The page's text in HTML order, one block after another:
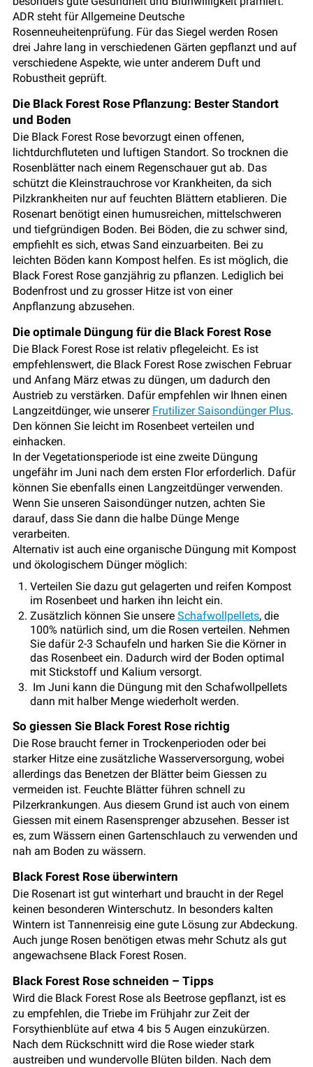
ADR steht für Allgemeine Deutsche
Rosenneuheitenprüfung. Für das Siegel werden Rosen
drei Jahre lang in verschiedenen Gärten gepflanzt und auf
verschiedene Aspekte, wie unter anderem Duft und
Robustheit geprüft.
Die Black Forest Rose Pflanzung: Bester Standort
und Boden
Die Black Forest Rose bevorzugt einen offenen,
lichtdurchfluteten und luftigen Standort. So trocknen die
Rosenblätter nach einem Regenschauer gut ab. Das
schützt die Kleinstrauchrose vor Krankheiten, da sich
Pilzkrankheiten nur auf feuchten Blättern etablieren. Die
Rosenart benötigt einen humusreichen, mittelschweren
und tiefgründigen Boden. Bei Böden, die zu schwer sind,
empfiehlt es sich, etwas Sand einzuarbeiten. Bei zu
leichten Böden kann Kompost helfen. Es ist möglich, die
Black Forest Rose ganzjährig zu pflanzen. Lediglich bei
Bodenfrost und zu grosser Hitze ist von einer
Anpflanzung abzusehen.
Die optimale Düngung für die Black Forest Rose
Die Black Forest Rose ist relativ pflegeleicht. Es ist
empfehlenswert, die Black Forest Rose zwischen Februar
und Anfang März etwas zu düngen, um dadurch den
Austrieb zu verstärken. Dafür empfehlen wir Ihnen einen
Langzeitdünger, wie unserer Frutilizer Saisondünger Plus.
Den können Sie leicht im Rosenbeet verteilen und
einhacken.
In der Vegetationsperiode ist eine zweite Düngung
ungefähr im Juni nach dem ersten Flor erforderlich. Dafür
können Sie ebenfalls einen Langzeitdünger verwenden.
Wenn Sie unseren Saisondünger nutzen, achten Sie
darauf, dass Sie dann die halbe Dünge Menge
verarbeiten.
Alternativ ist auch eine organische Düngung mit Kompost
und ökologischem Dünger möglich:
Verteilen Sie dazu gut gelagerten und reifen Kompost
im Rosenbeet und harken ihn leicht ein.
Zusätzlich können Sie unsere Schafwollpellets, die
100% natürlich sind, um die Rosen verteilen. Nehmen
Sie dafür 2-3 Schaufeln und harken Sie die Körner in
das Rosenbeet ein. Dadurch wird der Boden optimal
mit Stickstoff und Kalium versorgt.
Im Juni kann die Düngung mit den Schafwollpellets
dann mit halber Menge wiederholt werden.
So giessen Sie Black Forest Rose richtig
Die Rose braucht ferner in Trockenperioden oder bei
starker Hitze eine zusätzliche Wasserversorgung, wobei
allerdings das Benetzen der Blätter beim Giessen zu
vermeiden ist. Feuchte Blätter führen schnell zu
Pilzerkrankungen. Aus diesem Grund ist auch von einem
Giessen mit einem Rasensprenger abzusehen. Besser ist
es, zum Wässern einen Gartenschlauch zu verwenden und
nah am Boden zu wässern.
Black Forest Rose überwintern
Die Rosenart ist gut winterhart und braucht in der Regel
keinen besonderen Winterschutz. In besonders kalten
Wintern ist Tannenreisig eine gute Lösung zur Abdeckung.
Auch junge Rosen benötigen etwas mehr Schutz als gut
angewachsene Black Forest Rosen.
Black Forest Rose schneiden – Tipps
Wird die Black Forest Rose als Beetrose gepflanzt, ist es
zu empfehlen, die Triebe im Frühjahr zur Zeit der
Forsythienblüte auf etwa 4 bis 5 Augen einzukürzen.
Nach dem Rückschnitt wird die Rose wieder stark
austreiben und wundervolle Blüten bilden. Nach dem